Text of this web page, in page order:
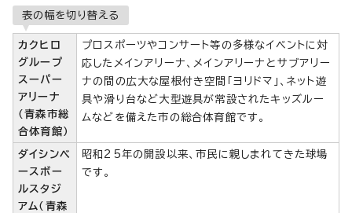
表の幅を切り替える
カクヒロ
グループ
スーパー
アリーナ
（青森市総
合体育館）
プロスポーツやコンサート等の多様なイベントに対
応したメインアリーナ、メインアリーナとサブアリー
ナの間の広大な屋根付き空間「ヨリドマ」、ネット遊
具や滑り台など大型遊具が常設されたキッズルー
ムなどを備えた市の総合体育館です。
ダイシンベ
ースボー
ルスタジ
アム（青森
昭和25年の開設以来、市民に親しまれてきた球場
です。